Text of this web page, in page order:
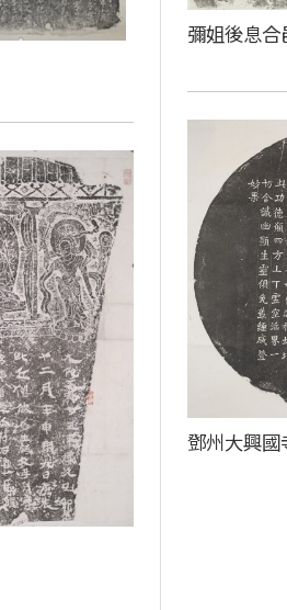
彌姐後息
鄧州大興國